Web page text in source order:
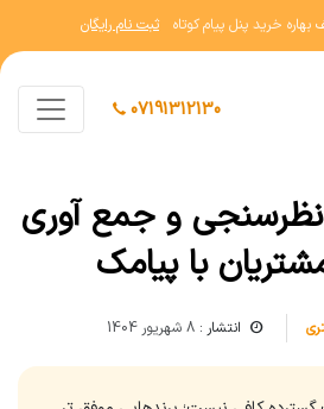
بهاره خرید پنل پیام کوتاه ثبت نام رایگان
07191312130
نظرسنجی و جمع آوری
با پیامک
انتشار :8 شهریور 1404